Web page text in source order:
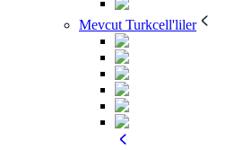
Mevcut Turkcell'liler